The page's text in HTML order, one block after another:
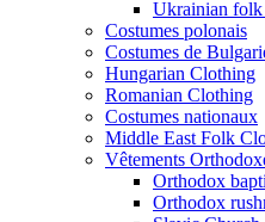
Ukrainian folk
Costumes polonais
Costumes de
Hungarian Clothing
Romanian Clothing
Costumes nationaux
Middle East Folk
Vêtements
Orthodox
Orthodox